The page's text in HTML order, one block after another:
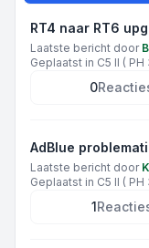
RT4 naar RT6
Laatste bericht door
Geplaatst in C5 II (
0
AdBlue
Laatste bericht door
Geplaatst in C5 II (
1